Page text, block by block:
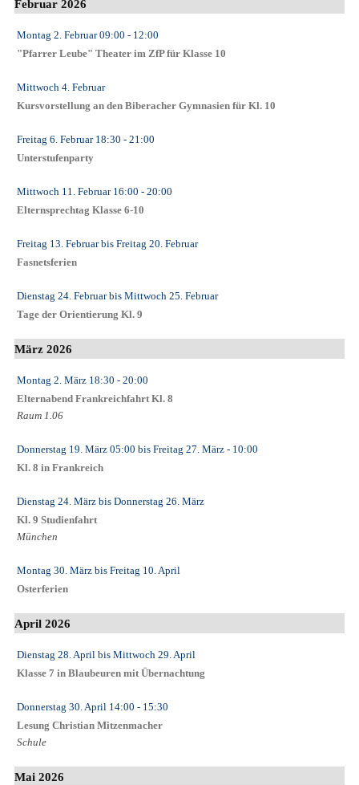
Februar 2026
Montag 2. Februar09:00 - 12:00
"Pfarrer Leube" Theater im ZfP für Klasse 10
Mittwoch 4. Februar
Kursvorstellung an den Biberacher Gymnasien für Kl. 10
Freitag 6. Februar18:30 - 21:00
Unterstufenparty
Mittwoch 11. Februar16:00 - 20:00
Elternsprechtag Klasse 6-10
Freitag 13. Februarbis Freitag 20. Februar
Fasnetsferien
Dienstag 24. Februarbis Mittwoch 25. Februar
Tage der Orientierung Kl. 9
März 2026
Montag 2. März 18:30 - 20:00
Elternabend Frankreichfahrt Kl. 8
Raum 1.06
Donnerstag 19. März 05:00 bis Freitag 27. März - 10:00
Kl. 8 in Frankreich
Dienstag 24. März bis Donnerstag 26. März
Kl. 9 Studienfahrt
München
Montag 30. März bis Freitag 10. April
Osterferien
April 2026
Dienstag 28. April bis Mittwoch 29. April
Klasse 7 in Blaubeuren mit Übernachtung
Donnerstag 30. April 14:00 - 15:30
Lesung Christian Mitzenmacher
Schule
Mai 2026